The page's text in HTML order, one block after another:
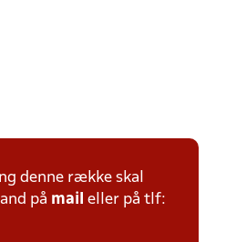
denne række skal
på mail eller på tlf: